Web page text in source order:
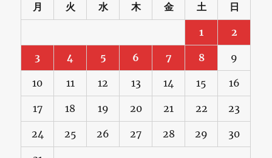
月 火 水 木 金 土 日
1 2
3 4 5 6 7 8 9
10 11 12 13 14 15 16
17 18 19 20 21 22 23
24 25 26 27 28 29 30